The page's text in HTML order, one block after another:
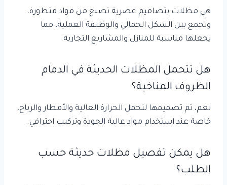
هي مظلات بتصاميم عصرية تصنع من مواد متطورة،
وتجمع بين الشكل الجمالي والوظيفة العملية، مما
يجعلها مناسبة للمنازل والمشاريع التجارية.
هل تتحمل المظلات الحديثة في الدمام
الظروف المناخية؟
نعم، تم تصميمها لتحمل الحرارة العالية والأمطار والرياح،
خاصة عند استخدام مواد عالية الجودة وتركيب احترافي.
هل يمكن تفصيل مظلات حديثة حسب
الطلب؟